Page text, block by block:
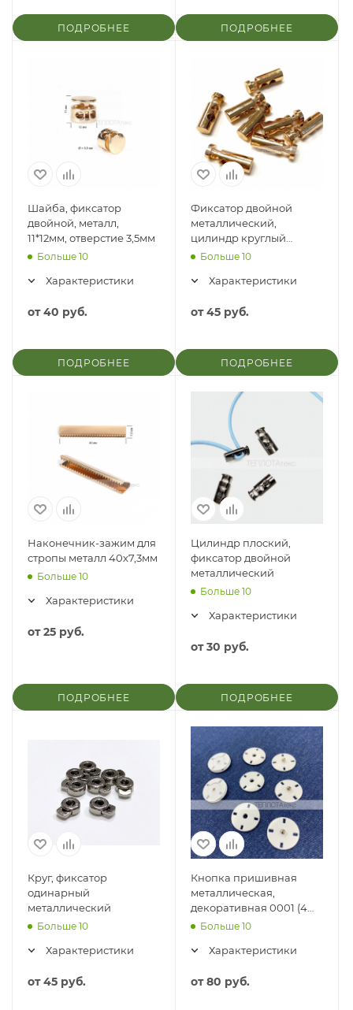
ПОДРОБНЕЕ ПОДРОБНЕЕ
Шайба, фиксатор
двойной, металл,
11*12мм, отверстие 3,5мм
Больше 10
Характеристики
от40 руб.
ПОДРОБНЕЕ
Фиксатор двойной
металлический,
цилиндр круглый
Монклер
Больше 10
Характеристики
от45 руб.
ПОДРОБНЕЕ
Наконечник-зажим для
стропы металл 40х7,3мм
Больше 10
Характеристики
от25 руб.
ПОДРОБНЕЕ
Цилиндр плоский,
фиксатор двойной
металлический
Больше 10
Характеристики
от30 руб.
ПОДРОБНЕЕ
Круг, фиксатор
одинарный
металлический
Больше 10
Характеристики
от45 руб.
Кнопка пришивная
металлическая,
декоративная 0001 (4
прямоугольных
Больше 10
Характеристики
от80 руб.